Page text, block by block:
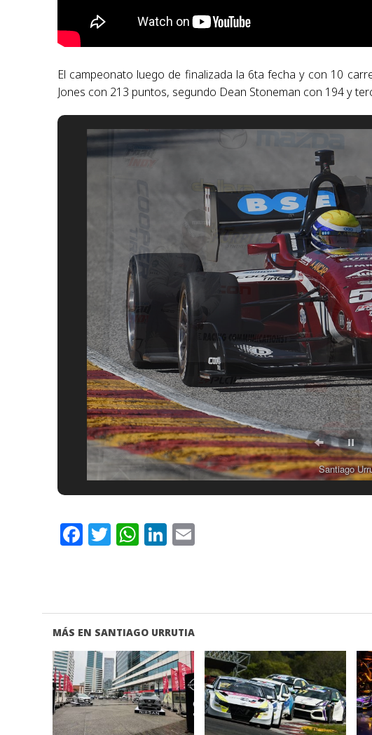
El campeonato luego de finalizada la 6ta fecha y con 10
Jones con 213 puntos, segundo Dean Stoneman con 194 y
Santiago
Facebook
Twitter
WhatsApp
LinkedIn
MÁS EN SANTIAGO URRUTIA
VER NOTA VER NOTA